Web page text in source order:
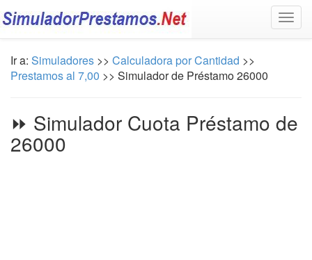
Ir a: Simuladores >> Calculadora por Cantidad >>
Prestamos al 7,00 >> Simulador de Préstamo 26000
⏩ Simulador Cuota Préstamo de
26000